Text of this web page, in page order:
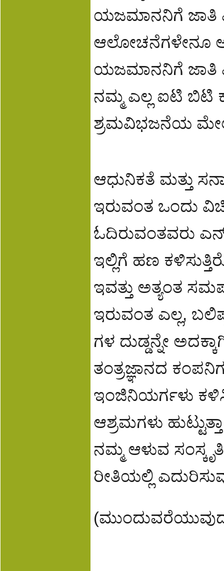
ಯಜಮಾನನಿಗೆ ಜಾತಿ
ಆಲೋಚನೆಗಳೇನೂ
ಯಜಮಾನನಿಗೆ ಜಾತಿ
ನಮ್ಮ ಎಲ್ಲ ಐಟಿ ಬಿಟಿ
ಶ್ರಮವಿಭಜನೆಯ ಮೇಲೆ
ಆಧುನಿಕತೆ ಮತ್ತು
ಇರುವಂತ ಒಂದು
ಓದಿರುವಂತವರು ಎನ್
ಇಲ್ಲಿಗೆ ಹಣ
ಇವತ್ತು ಅತ್ಯಂತ
ಇರುವಂತ ಎಲ್ಲ,
ಗಳ ದುಡ್ಡನ್ನೇ
ತಂತ್ರಜ್ಞಾನದ
ಇಂಜಿನಿಯರ್ಗಳು
ಆಶ್ರಮಗಳು
ನಮ್ಮ ಆಳುವ
ರೀತಿಯಲ್ಲಿ